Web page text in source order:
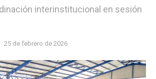
interinstitucional en sesión
25 de febrero de 2026